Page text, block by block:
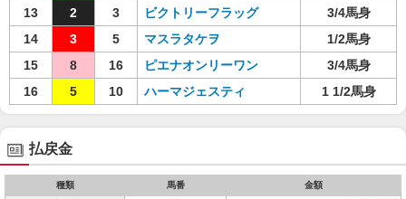
13
2 3 ビクトリーフラッグ
3/4馬身
14
3 5 マスラタケヲ
1/2馬身
15
8 16 ピエナオンリーワン
3/4馬身
16
5 10 ハーマジェスティ 1 1/2馬身
払戻金
種類 馬番 金額